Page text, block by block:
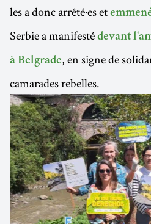
les a donc arrêté·es et
Serbie a manifesté devant
à Belgrade, en signe de
camarades rebelles.